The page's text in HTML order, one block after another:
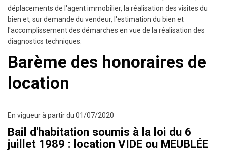
déplacements de l'agent immobilier, la réalisation des visites du
bien et, sur demande du vendeur, l'estimation du bien et
l'accomplissement des démarches en vue de la réalisation des
diagnostics techniques.
Barème des honoraires de
location
En vigueur à partir du 01/07/2020
Bail d'habitation soumis à la loi du 6
juillet 1989 : location VIDE ou MEUBLÉE